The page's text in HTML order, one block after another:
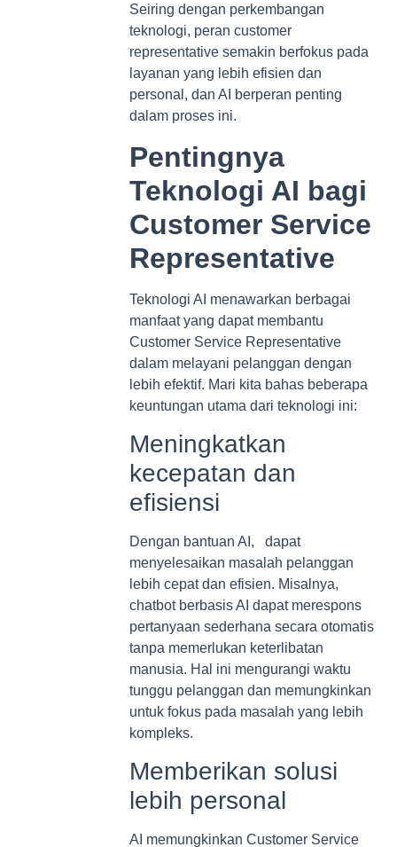
Seiring dengan perkembangan
teknologi, peran customer
representative semakin berfokus pada
layanan yang lebih efisien dan
personal, dan AI berperan penting
dalam proses ini.
Pentingnya
Teknologi AI bagi
Customer Service
Representative
Teknologi AI menawarkan berbagai
manfaat yang dapat membantu
Customer Service Representative
dalam melayani pelanggan dengan
lebih efektif. Mari kita bahas beberapa
keuntungan utama dari teknologi ini:
Meningkatkan
kecepatan dan
efisiensi
Dengan bantuan AI, dapat
menyelesaikan masalah pelanggan
lebih cepat dan efisien. Misalnya,
chatbot berbasis AI dapat merespons
pertanyaan sederhana secara otomatis
tanpa memerlukan keterlibatan
manusia. Hal ini mengurangi waktu
tunggu pelanggan dan memungkinkan
untuk fokus pada masalah yang lebih
kompleks.
Memberikan solusi
lebih personal
AI memungkinkan Customer Service